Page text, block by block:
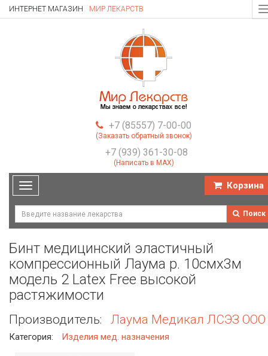
ИНТЕРНЕТ МАГАЗИН МИР ЛЕКАРСТВ
+7 (85557) 7-00-00
(Заказать обратный звонок)
+7 (939) 361-30-08
(Написать в MAX)
Toggle
navigation
Корзина
Поиск
Бинт медицинский эластичный
компрессионный Лаума р. 10смх3м
модель 2 Latex Free высокой
растяжимости
Производитель: Лаума Медикал ЛСЭЗ ООО
Категория: Изделия мед. назначения